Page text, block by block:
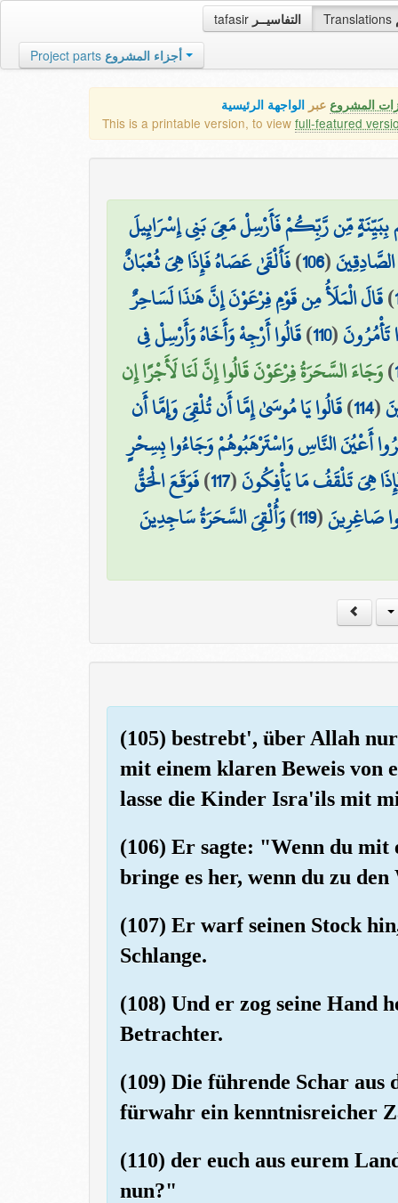
tafasir التفاسيــر Translations
Project parts أجزاء المشروع
المشروع عبر الواجهة الرئيسية
This is a printable version, to view full-featured
مِّن رَّبِّكُمْ فَأَرْسِلْ مَعِيَ بَنِي إِسْرَائِيلَ
(
106
)فَأَلْقَىٰ عَصَاهُ فَإِذَا هِيَ ثُعْبَانٌ
)قَالَ الْمَلَأُ مِن قَوْمِ فِرْعَوْنَ إِنَّ هَٰذَا لَسَاحِرٌ
(
110
)قَالُوا أَرْجِهْ وَأَخَاهُ وَأَرْسِلْ فِي
)وَجَاءَ السَّحَرَةُ فِرْعَوْنَ قَالُوا إِنَّ لَنَا لَأَجْرًا إِن
(
114
)قَالُوا يَا مُوسَىٰ إِمَّا أَن تُلْقِيَ وَإِمَّا أَن
أَعْيُنَ النَّاسِ وَاسْتَرْهَبُوهُمْ وَجَاءُوا بِسِحْرٍ
هِيَ تَلْقَفُ مَا يَأْفِكُونَ(
117
)فَوَقَعَ الْحَقُّ
صَاغِرِينَ(
119
)وَأُلْقِيَ السَّحَرَةُ سَاجِدِينَ
(105) bestrebt', über Allah
mit einem klaren Beweis von
lasse die Kinder Isra'ils mit
(106) Er sagte: "Wenn du mit
bringe es her, wenn du zu
(107) Er warf seinen Stock
Schlange.
(108) Und er zog seine Hand
Betrachter.
(109) Die führende Schar
fürwahr ein kenntnisreicher
(110) der euch aus eurem
nun?"